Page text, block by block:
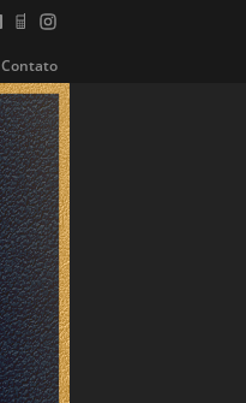
Contato